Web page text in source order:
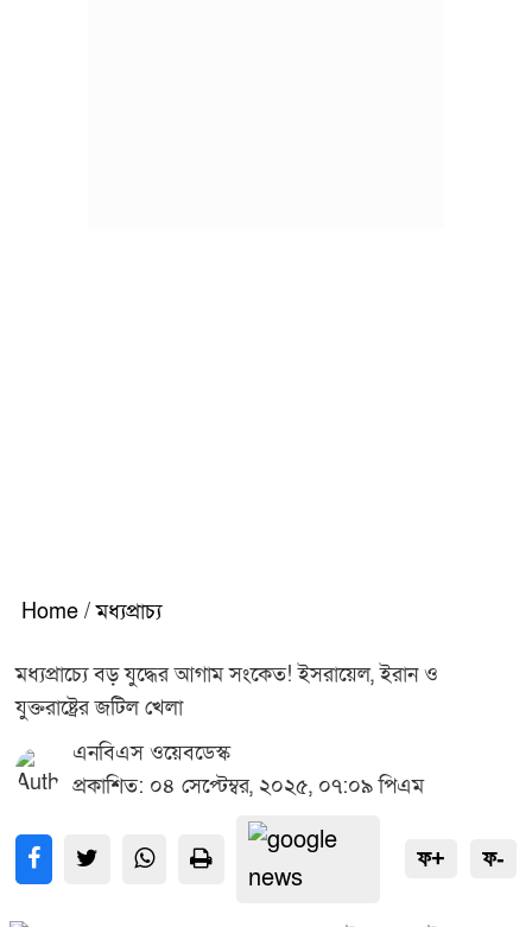
Home / মধ্যপ্রাচ্য
মধ্যপ্রাচ্যে বড় যুদ্ধের আগাম সংকেত! ইসরায়েল, ইরান ও
যুক্তরাষ্ট্রের জটিল খেলা
এনবিএস ওয়েবডেস্ক
প্রকাশিত: ০৪ সেপ্টেম্বর, ২০২৫, ০৭:০৯ পিএম
ফ+ ফ-